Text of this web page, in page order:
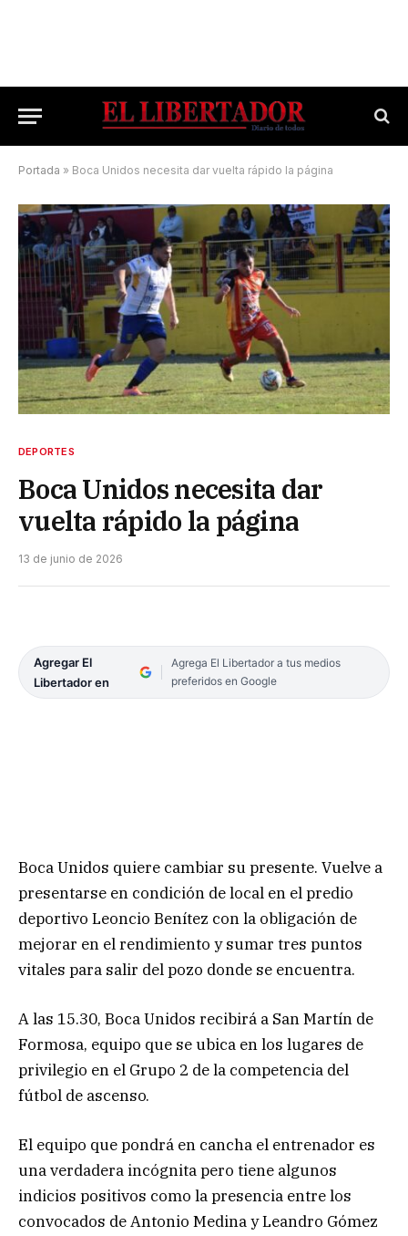
Portada » Boca Unidos necesita dar vuelta rápido la página
DEPORTES
Boca Unidos necesita dar
vuelta rápido la página
13 de junio de 2026
Agregar El
Libertador en
Agrega El Libertador a tus medios
preferidos en Google
Boca Unidos quiere cambiar su presente. Vuelve a
presentarse en condición de local en el predio
deportivo Leoncio Benítez con la obligación de
mejorar en el rendimiento y sumar tres puntos
vitales para salir del pozo donde se encuentra.
A las 15.30, Boca Unidos recibirá a San Martín de
Formosa, equipo que se ubica en los lugares de
privilegio en el Grupo 2 de la competencia del
fútbol de ascenso.
El equipo que pondrá en cancha el entrenador es
una verdadera incógnita pero tiene algunos
indicios positivos como la presencia entre los
convocados de Antonio Medina y Leandro Gómez